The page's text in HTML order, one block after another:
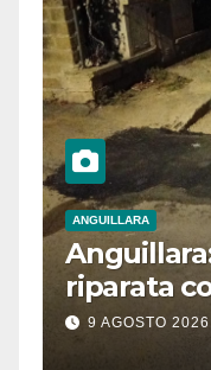
ANGUILLARA
riparata
9 AGOSTO 2026